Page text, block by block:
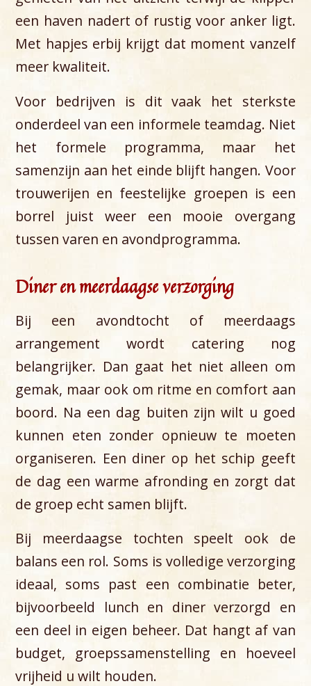
een haven nadert of rustig voor anker ligt.
Met hapjes erbij krijgt dat moment vanzelf
meer kwaliteit.
Voor bedrijven is dit vaak het sterkste
onderdeel van een informele teamdag. Niet
het formele programma, maar het
samenzijn aan het einde blijft hangen. Voor
trouwerijen en feestelijke groepen is een
borrel juist weer een mooie overgang
tussen varen en avondprogramma.
Diner en meerdaagse verzorging
Bij een avondtocht of meerdaags
arrangement wordt catering nog
belangrijker. Dan gaat het niet alleen om
gemak, maar ook om ritme en comfort aan
boord. Na een dag buiten zijn wilt u goed
kunnen eten zonder opnieuw te moeten
organiseren. Een diner op het schip geeft
de dag een warme afronding en zorgt dat
de groep echt samen blijft.
Bij meerdaagse tochten speelt ook de
balans een rol. Soms is volledige verzorging
ideaal, soms past een combinatie beter,
bijvoorbeeld lunch en diner verzorgd en
een deel in eigen beheer. Dat hangt af van
budget, groepssamenstelling en hoeveel
vrijheid u wilt houden.